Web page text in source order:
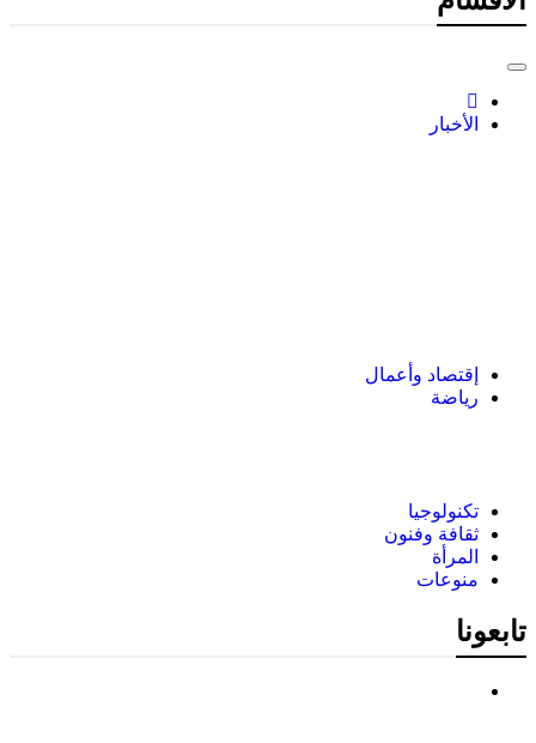
الأخبار
إقتصاد وأعمال
رياضة
تكنولوجيا
ثقافة وفنون
المرأة
منوعات
تابعونا